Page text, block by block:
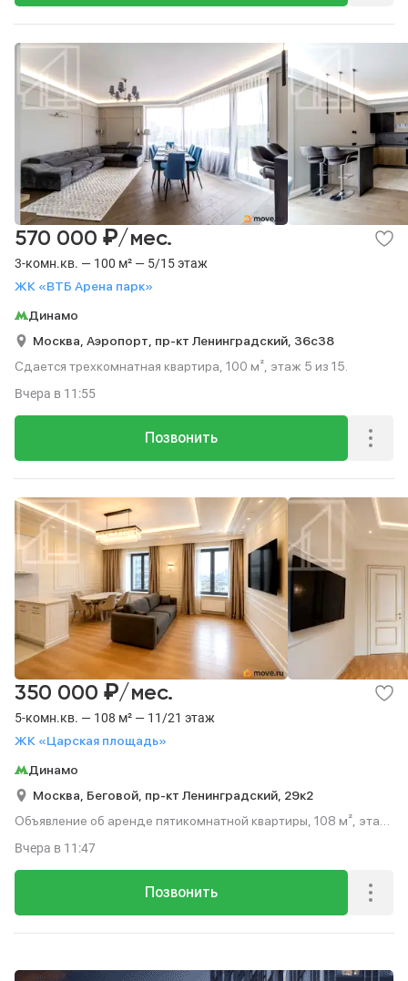
3-комн.кв. — 100 м² — 5/15 этаж
ЖК «ВТБ Арена парк»
570 000 ₽/мес.
Динамо
Москва, Аэропорт, пр-кт Ленинградский, 36с38
Сдается трехкомнатная квартира, 100 м², этаж 5 из 15.
Позвонить
Вчера в 11:55
5-комн.кв. — 108 м² — 11/21 этаж
ЖК «Царская площадь»
350 000 ₽/мес.
Динамо
Москва, Беговой, пр-кт Ленинградский, 29к2
Объявление об аренде пятикомнатной квартиры, 108 м², этаж
Позвонить
Вчера в 11:47